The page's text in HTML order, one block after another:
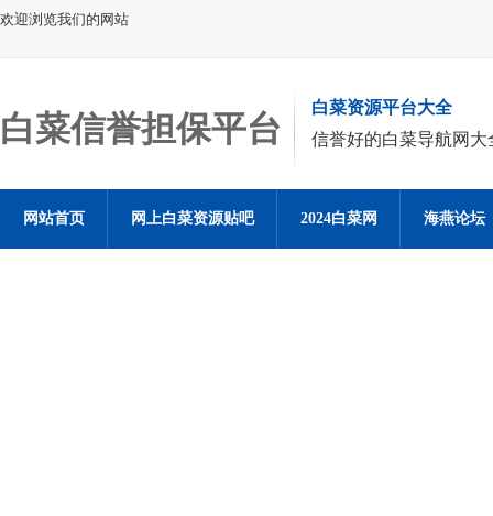
欢迎浏览我们的网站
白菜信誉担保平台
白菜资源平台大全
信誉好的白菜导航网大
网站首页 网上白菜资源贴吧 2024白菜网 海燕论坛